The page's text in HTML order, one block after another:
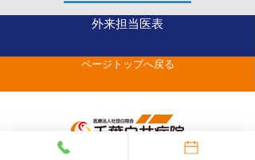
外来担当医表
ページトップへ戻る